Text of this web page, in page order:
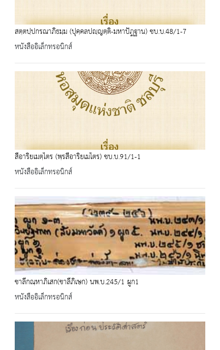
สตฺตปฺปกรณาภิธมฺม (ปุคฺคลปญฺญตฺติ-มหาปัฎฐาน) ชบ.บ.48/1-7
หนังสืออิเล็กทรอนิกส์
สีอาริยเมตฺไตร (พฺรสีอาริยเมไตร) ชบ.บ.91/1-1
หนังสืออิเล็กทรอนิกส์
ชาลีกณฺหาภิเสก(ชาลีภิเษก) นพ.บ.245/1 ผูก1
หนังสืออิเล็กทรอนิกส์